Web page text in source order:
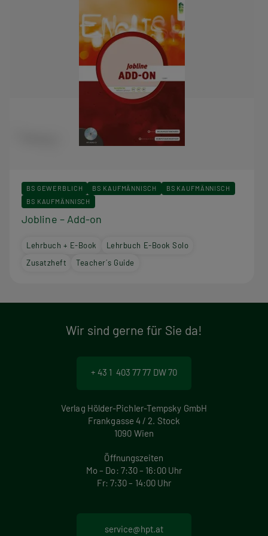
BS GEWERBLICH BS KAUFMÄNNISCH
BS KAUFMÄNNISCH
BS KAUFMÄNNISCH
Jobline – Add-on
Lehrbuch + E-Book
Lehrbuch E-Book Solo
Zusatzheft
Teacher´s Guide
Wir sind gerne für Sie da!
+ 43 1 403 77 77 DW 70
Verlag Hölder-Pichler-Tempsky GmbH
Frankgasse 4 / 2. Stock
1090 Wien
Öffnungszeiten
Mo – Do: 7:30 – 16:00 Uhr
Fr: 7:30 – 14:00 Uhr
service@hpt.at